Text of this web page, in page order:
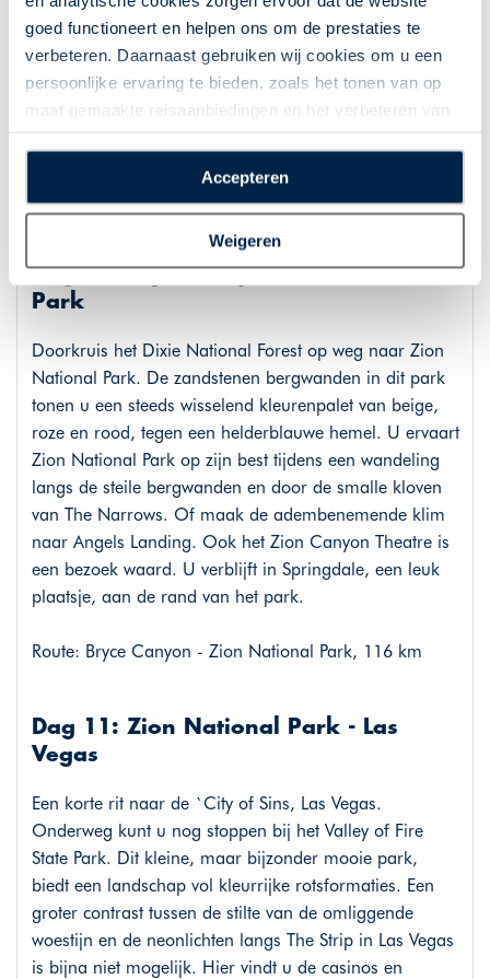
goed functioneert en helpen ons om de prestaties te
verbeteren. Daarnaast gebruiken wij cookies om u een
persoonlijke ervaring te bieden, zoals het tonen van op
maat gemaakte reisaanbiedingen en het verbeteren van
plaatsen van alle hierboven beschreven cookies en
technologieën, waarmee persoonlijke gegevens kunnen
worden verzameld. Indien u kiest voor “Weigeren”
plaatsen wij enkel functionele cookies, en zal er geen
sprake zijn van gepersonaliseerde content.
Accepteren
Weigeren
Duizenden jaren erosie van het kalksteen zorgen voor
het ontstaan van de duizenden bijzondere
steenformaties van het Bryce Canyon National Park.
Geniet van het uitzicht over het natuurlijke amfitheater
andere bizarre vormen, die ´hoodoos´ worden
genoemd.
Dag 10: Bryce Canyon - Zion National
Park
Doorkruis het Dixie National Forest op weg naar Zion
National Park. De zandstenen bergwanden in dit park
tonen u een steeds wisselend kleurenpalet van beige,
roze en rood, tegen een helderblauwe hemel. U ervaart
Zion National Park op zijn best tijdens een wandeling
langs de steile bergwanden en door de smalle kloven
van The Narrows. Of maak de adembenemende klim
naar Angels Landing. Ook het Zion Canyon Theatre is
een bezoek waard. U verblijft in Springdale, een leuk
plaatsje, aan de rand van het park.
Route: Bryce Canyon - Zion National Park, 116 km
Dag 11: Zion National Park - Las
Vegas
Een korte rit naar de `City of Sins, Las Vegas.
Onderweg kunt u nog stoppen bij het Valley of Fire
State Park. Dit kleine, maar bijzonder mooie park,
biedt een landschap vol kleurrijke rotsformaties. Een
groter contrast tussen de stilte van de omliggende
woestijn en de neonlichten langs The Strip in Las Vegas
is bijna niet mogelijk. Hier vindt u de casinos en